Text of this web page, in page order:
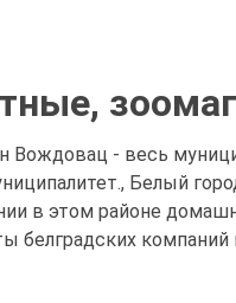
- весь
Белый
в этом районе
компаний